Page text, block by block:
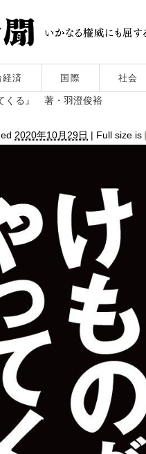
済 国際 社会
くる』 著・羽澄俊裕
2020年10月29日 | Full size is